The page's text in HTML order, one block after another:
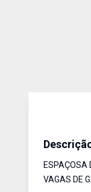
ESPAÇOSA
VAGAS DE